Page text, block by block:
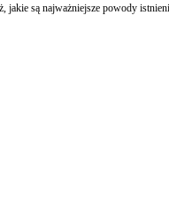
jakie są najważniejsze powody